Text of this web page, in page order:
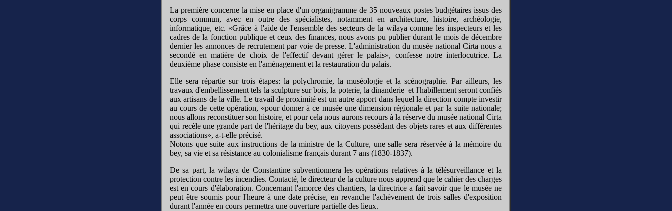
La première concerne la mise en place d'un organigramme de 35 nouveaux postes budgétaires issus des
corps commun, avec en outre des spécialistes, notamment en architecture, histoire, archéologie,
informatique, etc. «Grâce à l'aide de l'ensemble des secteurs de la wilaya comme les inspecteurs et les
cadres de la fonction publique et ceux des finances, nous avons pu publier durant le mois de décembre
dernier les annonces de recrutement par voie de presse. L'administration du musée national Cirta nous a
secondé en matière de choix de l'effectif devant gérer le palais», confesse notre interlocutrice. La
deuxième phase consiste en l'aménagement et la restauration du palais.
Elle sera répartie sur trois étapes: la polychromie, la muséologie et la scénographie. Par ailleurs, les
travaux d'embellissement tels la sculpture sur bois, la poterie, la dinanderie et l'habillement seront confiés
aux artisans de la ville. Le travail de proximité est un autre apport dans lequel la direction compte investir
au cours de cette opération, «pour donner à ce musée une dimension régionale et par la suite nationale;
nous allons reconstituer son histoire, et pour cela nous aurons recours à la réserve du musée national Cirta
qui recèle une grande part de l'héritage du bey, aux citoyens possédant des objets rares et aux différentes
associations», a-t-elle précisé.
Notons que suite aux instructions de la ministre de la Culture, une salle sera réservée à la mémoire du
bey, sa vie et sa résistance au colonialisme français durant 7 ans (1830-1837).
De sa part, la wilaya de Constantine subventionnera les opérations relatives à la télésurveillance et la
protection contre les incendies. Contacté, le directeur de la culture nous apprend que le cahier des charges
est en cours d'élaboration. Concernant l'amorce des chantiers, la directrice a fait savoir que le musée ne
peut être soumis pour l'heure à une date précise, en revanche l'achèvement de trois salles d'exposition
durant l'année en cours permettra une ouverture partielle des lieux.